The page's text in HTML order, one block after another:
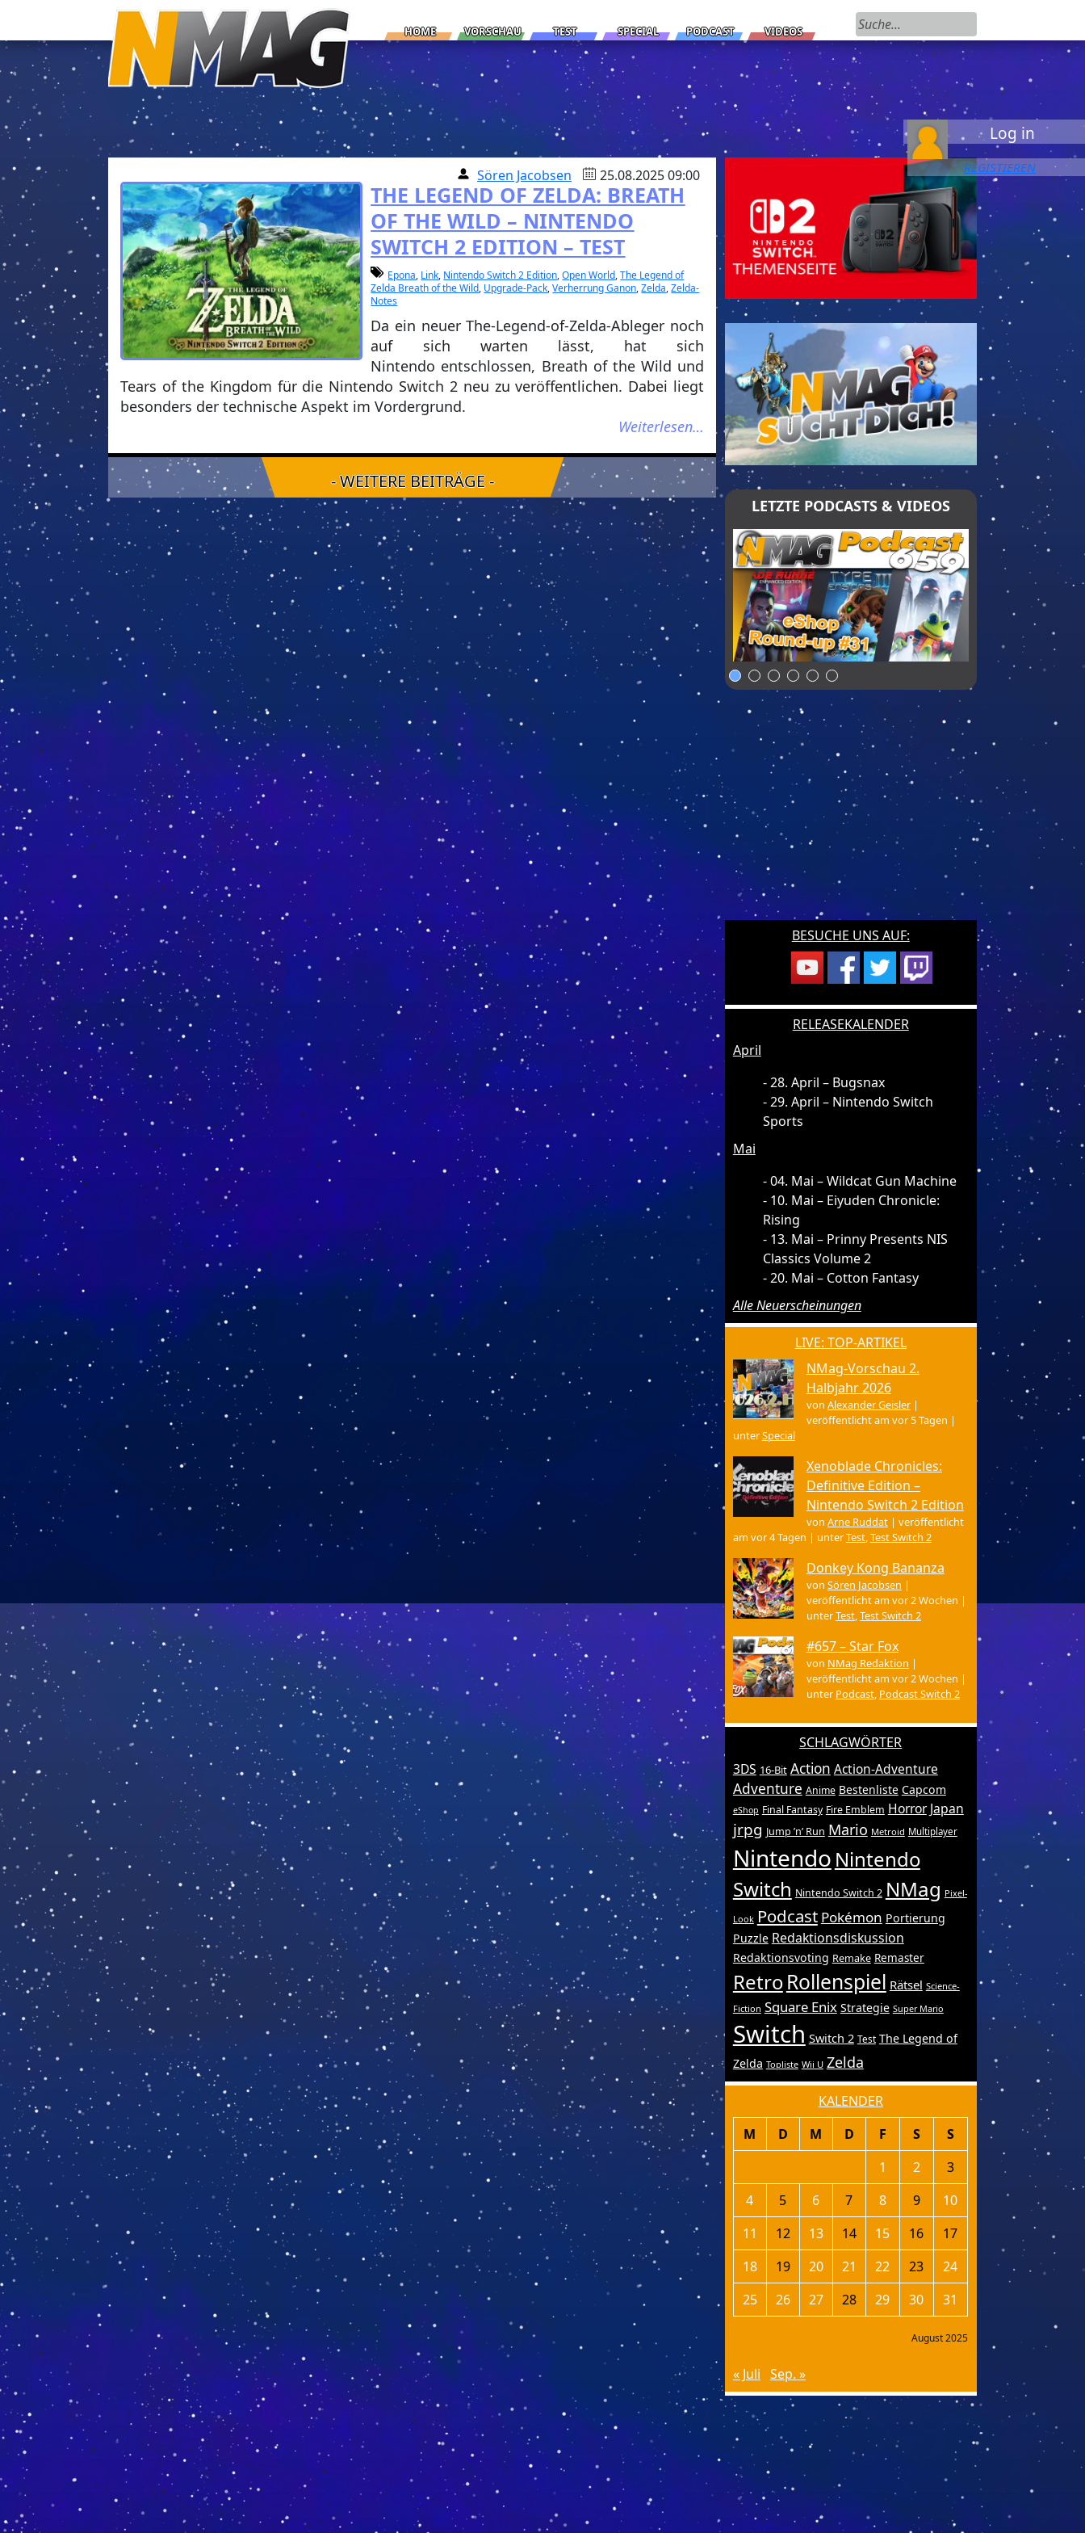
HOME VORSCHAU TEST SPECIAL PODCAST VIDEOS
Suchen nach:
Log in
REGISTIEREN
Sören Jacobsen 25.08.2025 09:00
THE LEGEND OF ZELDA: BREATH
OF THE WILD – NINTENDO
SWITCH 2 EDITION – TEST
Epona, Link, Nintendo Switch 2 Edition,Open World,The Legend of
Zelda Breath of the Wild, Upgrade-Pack,Verherrung Ganon,Zelda,Zelda-
Notes
Da ein neuer The-Legend-of-Zelda-Ableger noch
auf sich warten lässt, hat sich
Nintendo entschlossen, Breath of the Wild und
Tears of the Kingdom für die Nintendo Switch 2 neu zu veröffentlichen. Dabei liegt
besonders der technische Aspekt im Vordergrund.
Weiterlesen…
- WEITERE BEITRÄGE -
LETZTE PODCASTS & VIDEOS
BESUCHE UNS AUF:
RELEASEKALENDER
April
28. April – Bugsnax
29. April – Nintendo Switch
Sports
Mai
04. Mai – Wildcat Gun Machine
10. Mai – Eiyuden Chronicle:
Rising
13. Mai – Prinny Presents NIS
Classics Volume 2
20. Mai – Cotton Fantasy
Alle Neuerscheinungen
LIVE: TOP-ARTIKEL
NMag-Vorschau 2.
Halbjahr 2026
von Alexander Geisler|
veröffentlicht am vor 5 Tagen |
unterSpecial
Xenoblade Chronicles:
Definitive Edition –
Nintendo Switch 2 Edition
von Arne Ruddat| veröffentlicht
am vor 4 Tagen | unterTest,Test Switch 2
Donkey Kong Bananza
von Sören Jacobsen |
veröffentlicht am vor 2 Wochen |
unterTest,Test Switch 2
#657 – Star Fox
von NMag Redaktion |
veröffentlicht am vor 2 Wochen |
unter Podcast, Podcast Switch 2
SCHLAGWÖRTER
3DS 16-Bit Action Action-Adventure
Adventure Anime Bestenliste Capcom
eShop Final Fantasy Fire Emblem Horror Japan
jrpg Jump ’n’ Run Mario Metroid Multiplayer
Nintendo Nintendo
Switch Nintendo Switch 2 NMag Pixel-
Look Podcast Pokémon Portierung
Puzzle Redaktionsdiskussion
Redaktionsvoting Remake Remaster
RetroRollenspiel Rätsel Science-
Fiction Square Enix Strategie Super Mario
Switch Switch 2 Test The Legend of
Zelda Topliste Wii U Zelda
KALENDER
August 2025
M D M D F S
S
1
2
3
4
5 6 7 8 9
10
11
12 13 14 15 16
17
18
19 20 21 22 23
24
25
26 27 28 29 30 31
« Juli Sep. »